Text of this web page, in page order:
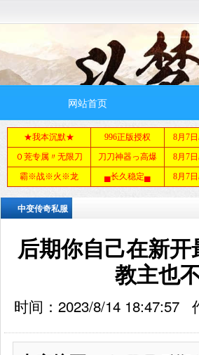
网站首页
中变传奇私服
后期你自己在新
教主也
时间：2023/8/14